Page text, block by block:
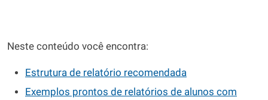
Neste conteúdo você encontra:
Estrutura de relatório recomendada
Exemplos prontos de relatórios de alunos com